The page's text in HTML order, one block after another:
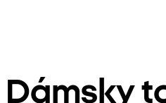
Dámsky